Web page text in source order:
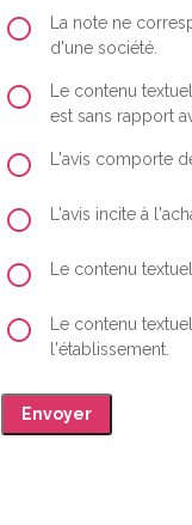
La note ne
d'une société.
Le contenu
est sans rapport
L'avis comporte
L'avis incite à
Le contenu
Le contenu
l'établissement.
Envoyer